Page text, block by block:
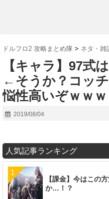
ドルフロ2 攻略まとめ隊 > ネタ・雑
【キャラ】97式
←そうか？コッ
悩性高いぞｗｗｗ
2019/08/04
人気記事ランキング
【課金】今はこの
か…！？